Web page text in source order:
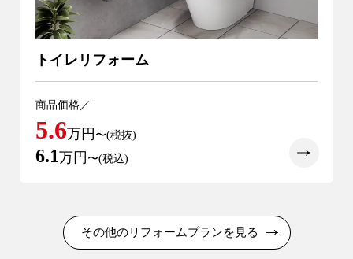
トイレリフォーム
商品価格／
5.6万円 〜(税抜)
6.1万円 〜(税込)
その他のリフォームプランを見る